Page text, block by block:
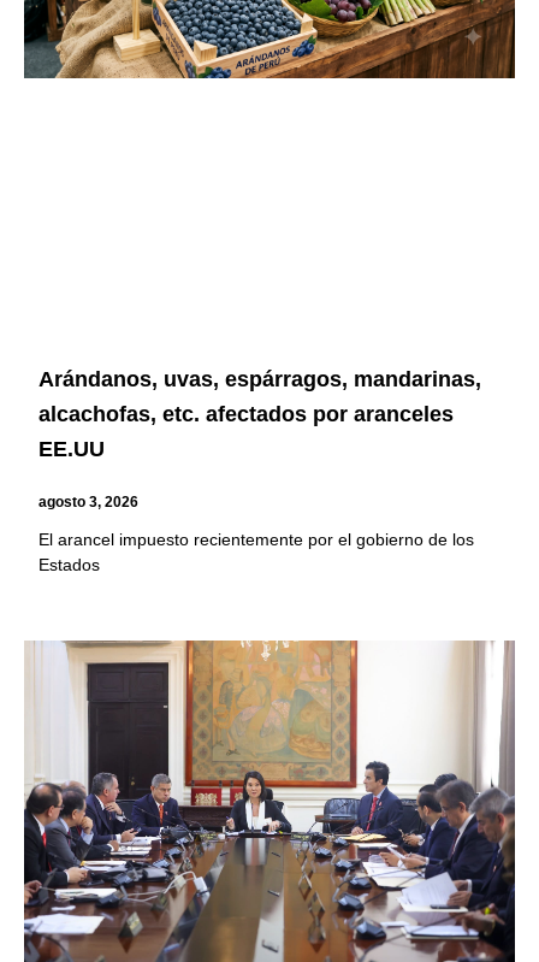
Arándanos, uvas, espárragos, mandarinas,
alcachofas, etc. afectados por aranceles
EE.UU
agosto 3, 2026
El arancel impuesto recientemente por el gobierno de los
Estados